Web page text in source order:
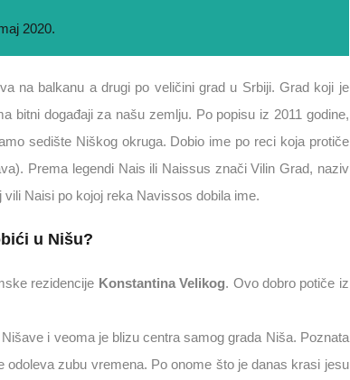
2020.
na balkanu a drugi po veličini grad u Srbiji. Grad koji je
bitni događaji za našu zemlju. Po popisu iz 2011 godine,
sedište Niškog okruga. Dobio ime po reci koja protiče
Prema legendi Nais ili Naissus znači Vilin Grad, naziv
Naisi po kojoj reka Navissos dobila ime.
u Nišu?
rezidencije Konstantina Velikog. Ovo dobro potiče iz
i veoma je blizu centra samog grada Niša. Poznata
odoleva zubu vremena. Po onome što je danas krasi jesu